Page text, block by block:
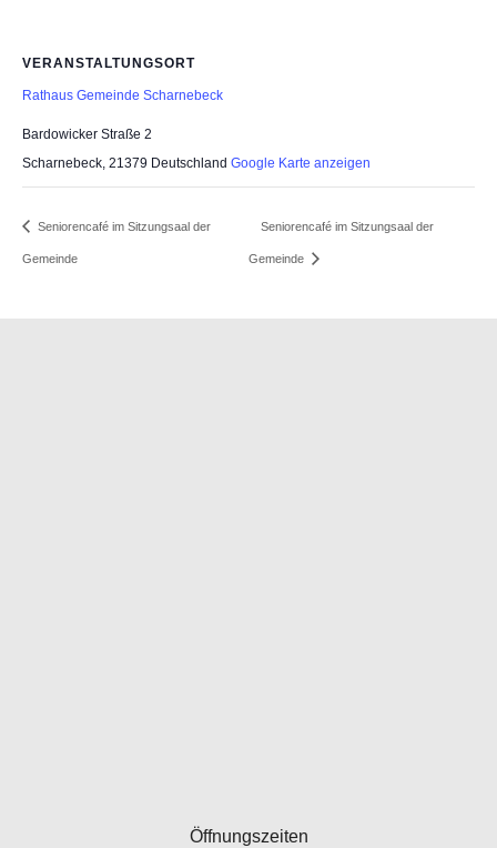
VERANSTALTUNGSORT
Rathaus Gemeinde Scharnebeck
Bardowicker Straße 2
Scharnebeck, 21379 Deutschland Google Karte anzeigen
Seniorencafé im Sitzungsaal der
Gemeinde
Seniorencafé im Sitzungsaal der
Gemeinde
Öffnungszeiten